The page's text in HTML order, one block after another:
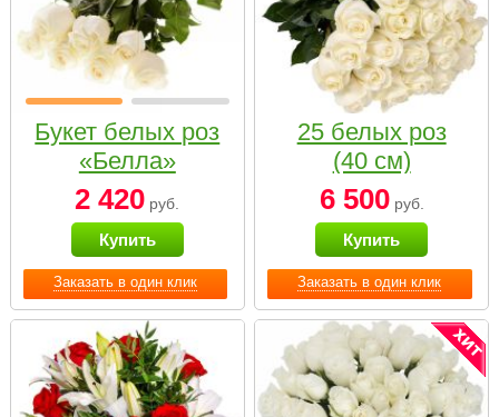
Заказать в один клик
Букет белых роз
«Белла»
2 420 руб.
Купить
Заказать в один клик
25 белых роз
(40 см)
6 500руб.
Купить